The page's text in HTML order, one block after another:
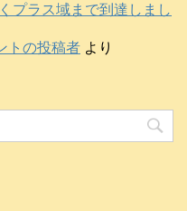
プラス域まで到達しまし
トの投稿者 より